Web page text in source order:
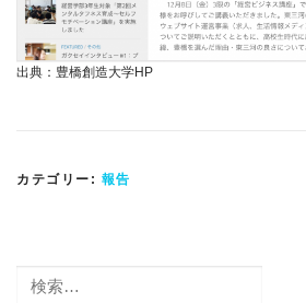
出典：豊橋創造大学HP
カテゴリー: 報告
索: